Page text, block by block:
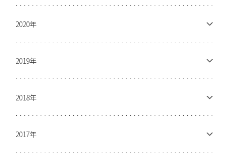
2020年
2019年
2018年
2017年